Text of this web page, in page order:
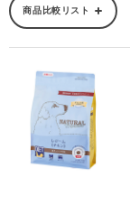
商品比較リスト